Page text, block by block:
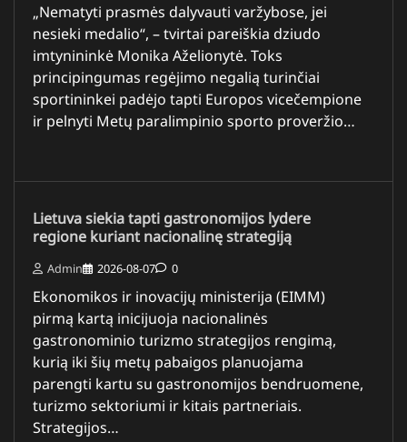
„Nematyti prasmės dalyvauti varžybose, jei
nesieki medalio“, – tvirtai pareiškia dziudo
imtynininkė Monika Aželionytė. Toks
principingumas regėjimo negalią turinčiai
sportininkei padėjo tapti Europos vicečempione
ir pelnyti Metų paralimpinio sporto proveržio…
Lietuva siekia tapti gastronomijos lydere
regione kuriant nacionalinę strategiją
Admin 2026-08-07 0
Ekonomikos ir inovacijų ministerija (EIMM)
pirmą kartą inicijuoja nacionalinės
gastronominio turizmo strategijos rengimą,
kurią iki šių metų pabaigos planuojama
parengti kartu su gastronomijos bendruomene,
turizmo sektoriumi ir kitais partneriais.
Strategijos…